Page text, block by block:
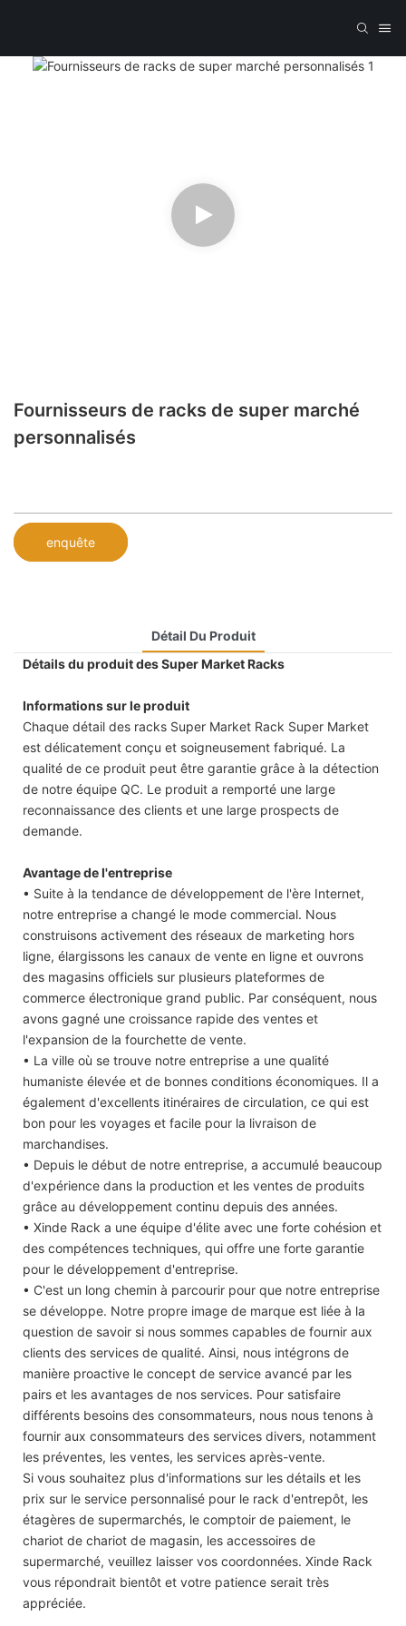
Fournisseurs de racks de super marché
personnalisés
enquête
Détail Du Produit
Détails du produit des Super Market Racks
Informations sur le produit
Chaque détail des racks Super Market Rack Super Market
est délicatement conçu et soigneusement fabriqué. La
qualité de ce produit peut être garantie grâce à la détection
de notre équipe QC. Le produit a remporté une large
reconnaissance des clients et une large prospects de
demande.
Avantage de l'entreprise
• Suite à la tendance de développement de l'ère Internet,
notre entreprise a changé le mode commercial. Nous
construisons activement des réseaux de marketing hors
ligne, élargissons les canaux de vente en ligne et ouvrons
des magasins officiels sur plusieurs plateformes de
commerce électronique grand public. Par conséquent, nous
avons gagné une croissance rapide des ventes et
l'expansion de la fourchette de vente.
• La ville où se trouve notre entreprise a une qualité
humaniste élevée et de bonnes conditions économiques. Il a
également d'excellents itinéraires de circulation, ce qui est
bon pour les voyages et facile pour la livraison de
marchandises.
• Depuis le début de notre entreprise, a accumulé beaucoup
d'expérience dans la production et les ventes de produits
grâce au développement continu depuis des années.
• Xinde Rack a une équipe d'élite avec une forte cohésion et
des compétences techniques, qui offre une forte garantie
pour le développement d'entreprise.
• C'est un long chemin à parcourir pour que notre entreprise
se développe. Notre propre image de marque est liée à la
question de savoir si nous sommes capables de fournir aux
clients des services de qualité. Ainsi, nous intégrons de
manière proactive le concept de service avancé par les
pairs et les avantages de nos services. Pour satisfaire
différents besoins des consommateurs, nous nous tenons à
fournir aux consommateurs des services divers, notamment
les préventes, les ventes, les services après-vente.
Si vous souhaitez plus d'informations sur les détails et les
prix sur le service personnalisé pour le rack d'entrepôt, les
étagères de supermarchés, le comptoir de paiement, le
chariot de chariot de magasin, les accessoires de
supermarché, veuillez laisser vos coordonnées. Xinde Rack
vous répondrait bientôt et votre patience serait très
appréciée.